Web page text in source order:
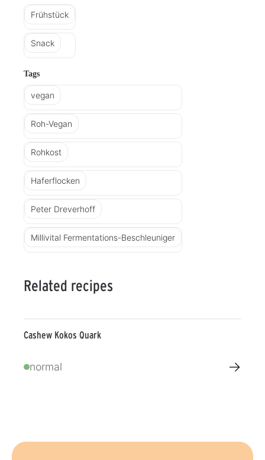
Frühstück
Snack
Tags
vegan
Roh-Vegan
Rohkost
Haferflocken
Peter Dreverhoff
Millivital Fermentations-Beschleuniger
Related recipes
Cashew Kokos Quark
normal →